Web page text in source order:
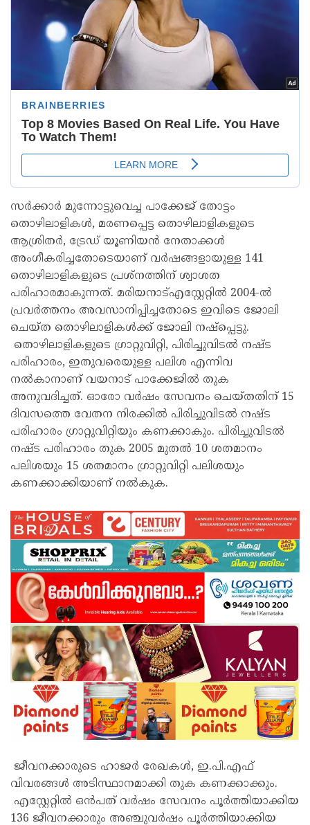
സര്‍ക്കാര്‍ മുന്നോട്ടുവെച്ച പാക്കേജ് തോട്ടം
തൊഴിലാളികള്‍, മരണപ്പെട്ട തൊഴിലാളികളുടെ
ആശ്രിതര്‍, ട്രേഡ് യൂണിയന്‍ നേതാക്കള്‍
അംഗീകരിച്ചതോടെയാണ് വര്‍ഷങ്ങളായുള്ള 141
തൊഴിലാളികളുടെ പ്രശ്‌നത്തിന് ശ്വാശത
പരിഹാരമാകുന്നത്. മരിയനാട്എസ്റ്റേറ്റില്‍ 2004-ല്‍
പ്രവര്‍ത്തനം അവസാനിപ്പിച്ചതോടെ ഇവിടെ ജോലി
ചെയ്ത തൊഴിലാളികള്‍ക്ക് ജോലി നഷ്‌പ്പെട്ടു.
തൊഴിലാളികളുടെ ഗ്രാറ്റുവിറ്റി, പിരിച്ചുവിടല്‍ നഷ്ട
പരിഹാരം, ഇതുവരെയുള്ള പലിശ എന്നിവ
നല്‍കാനാണ് വയനാട് പാക്കേജില്‍ തുക
അനുവദിച്ചത്. ഓരോ വര്‍ഷം സേവനം ചെയ്തതിന് 15
ദിവസത്തെ വേതന നിരക്കില്‍ പിരിച്ചുവിടല്‍ നഷ്ട
പരിഹാരം ഗ്രാറ്റുവിറ്റിയും കണക്കാകും. പിരിച്ചുവിടല്‍
നഷ്ട പരിഹാരം തുക 2005 മുതല്‍ 10 ശതമാനം
പലിശയും 15 ശതമാനം ഗ്രാറ്റുവിറ്റി പലിശയും
കണക്കാക്കിയാണ് നല്‍കുക.
ജീവനക്കാരുടെ ഹാജര്‍ രേഖകള്‍, ഇ.പി.എഫ്
വിവരങ്ങള്‍ അടിസ്ഥാനമാക്കി തുക കണക്കാക്കും.
എസ്റ്റേറ്റില്‍ ഒന്‍പത് വര്‍ഷം സേവനം പൂര്‍ത്തിയാക്കിയ
136 ജീവനക്കാരും അഞ്ചുവര്‍ഷം പൂര്‍ത്തിയാക്കിയ